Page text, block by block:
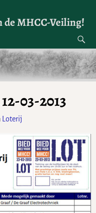
de MHCC-Veiling!
03-2013
Loterij